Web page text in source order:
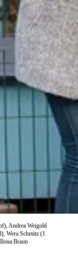
Andrea Weigold
Wera Schmitz (1.
Braun